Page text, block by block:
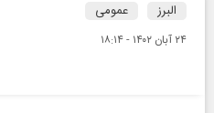
البرز عمومی
۲۴ آبان ۱۴۰۲ - ۱۸:۱۴